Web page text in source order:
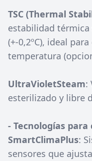
TSC (Thermal
estabilidad térmica
(+-0,2ºC), ideal
temperatura
UltraVioletSteam:
esterilizado y libre
- Tecnologías
SmartClimaPlus:
sensores que